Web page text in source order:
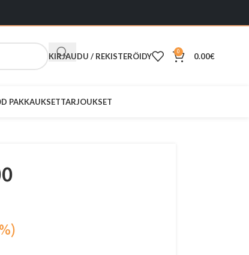
KIRJAUDU / REKISTERÖIDY 0 0.00€
PAKKAUKSETTARJOUKSET